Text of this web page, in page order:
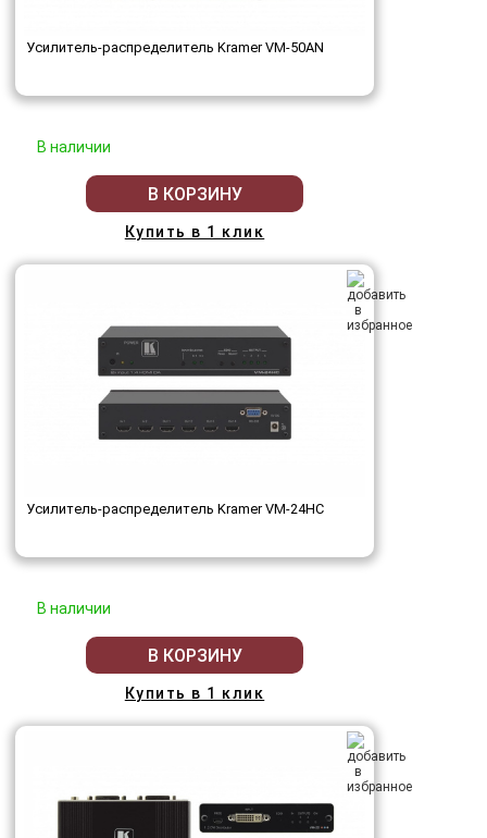
Усилитель-распределитель Kramer VM-50AN
В наличии
В КОРЗИНУ
Купить в 1 клик
Усилитель-распределитель Kramer VM-24HC
В наличии
В КОРЗИНУ
Купить в 1 клик